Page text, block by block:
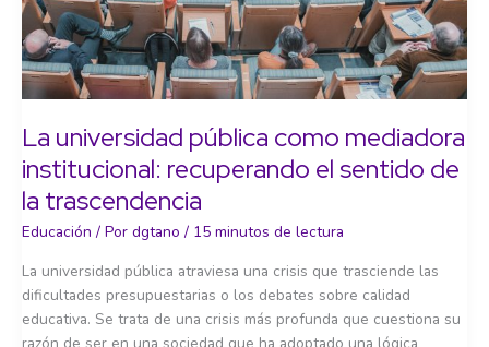
La universidad pública como mediadora
institucional: recuperando el sentido de
la trascendencia
Educación / Por dgtano / 15 minutos de lectura
La universidad pública atraviesa una crisis que trasciende las
dificultades presupuestarias o los debates sobre calidad
educativa. Se trata de una crisis más profunda que cuestiona su